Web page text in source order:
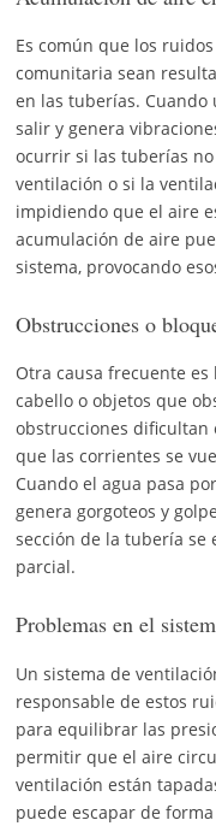
Es común que los
comunitaria sean
en las tuberías. Cuando
salir y genera
ocurrir si las tuberías
ventilación o si la
impidiendo que el aire
acumulación de aire
sistema, provocando
Obstrucciones o
Otra causa frecuente
cabello o objetos que
obstrucciones dificultan
que las corrientes se
Cuando el agua pasa
genera gorgoteos y
sección de la tubería se
parcial.
Problemas en el
Un sistema de
responsable de estos
para equilibrar las
permitir que el aire
ventilación están
puede escapar de